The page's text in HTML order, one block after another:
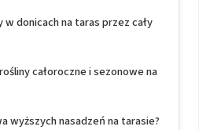
donicach na taras przez cały
całoroczne i sezonowe na
wyższych nasadzeń na tarasie?